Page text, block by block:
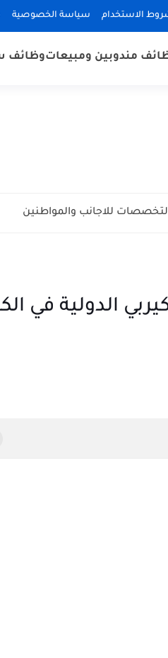
الاستخدام سياسة الخصوصية
مندوبين ومبيعاتوظائف
الدولية في